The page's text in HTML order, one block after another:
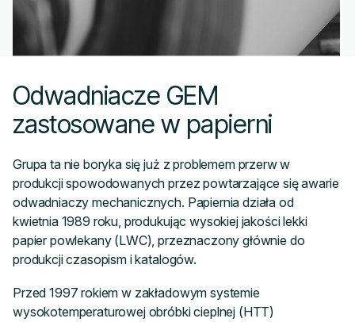
Odwadniacze GEM
zastosowane w papierni
Grupa ta nie boryka się już z problemem przerw w
produkcji spowodowanych przez powtarzające się awarie
odwadniaczy mechanicznych. Papiernia działa od
kwietnia 1989 roku, produkując wysokiej jakości lekki
papier powlekany (LWC), przeznaczony głównie do
produkcji czasopism i katalogów.
Przed 1997 rokiem w zakładowym systemie
wysokotemperaturowej obróbki cieplnej (HTT)